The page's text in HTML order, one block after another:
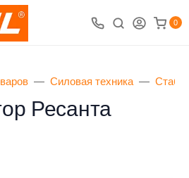
0
Силовая техника
Ресанта